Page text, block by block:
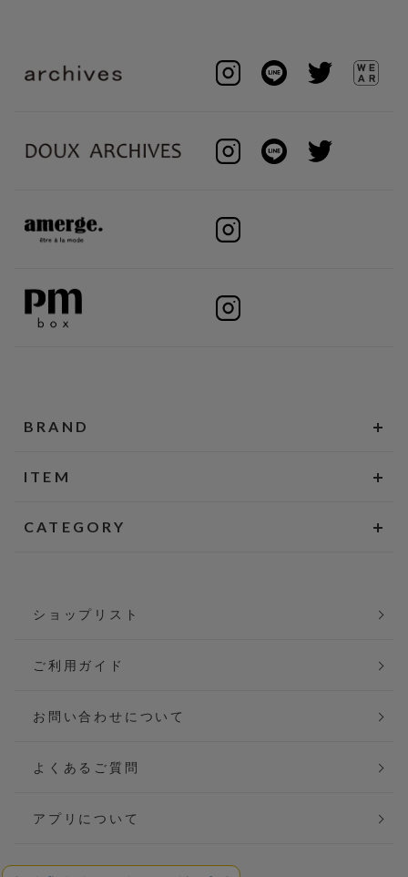
BRAND
ITEM
CATEGORY
ショップリスト
ご利用ガイド
お問い合わせについて
よくあるご質問
アプリについて